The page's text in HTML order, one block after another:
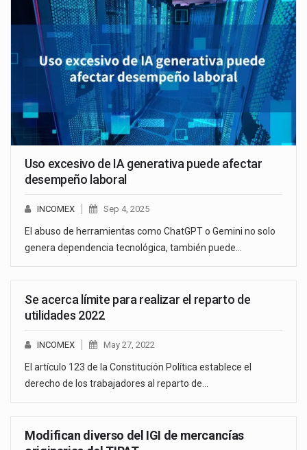
Uso excesivo de IA generativa puede afectar
desempeño laboral
INCOMEX Sep 4, 2025
El abuso de herramientas como ChatGPT o Gemini no solo
genera dependencia tecnológica, también puede…
Se acerca límite para realizar el reparto de
utilidades 2022
INCOMEX May 27, 2022
El artículo 123 de la Constitución Política establece el
derecho de los trabajadores al reparto de…
Modifican diverso del IGI de mercancías